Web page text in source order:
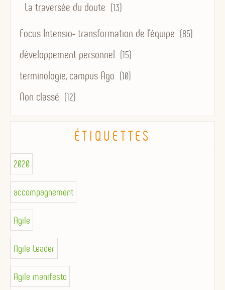
La traversée du doute (13)
Focus Intensio- transformation de l'équipe (85)
développement personnel (15)
terminologie, campus Ago (10)
Non classé (12)
ÉTIQUETTES
2020
accompagnement
Agile
Agile Leader
Agile manifesto